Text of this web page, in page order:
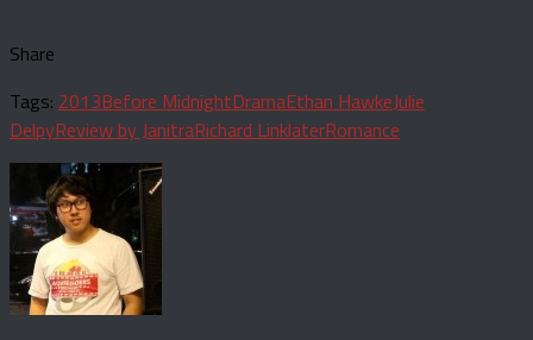
Share
Tags: 2013Before MidnightDramaEthan HawkeJulie
DelpyReview by JanitraRichard LinklaterRomance